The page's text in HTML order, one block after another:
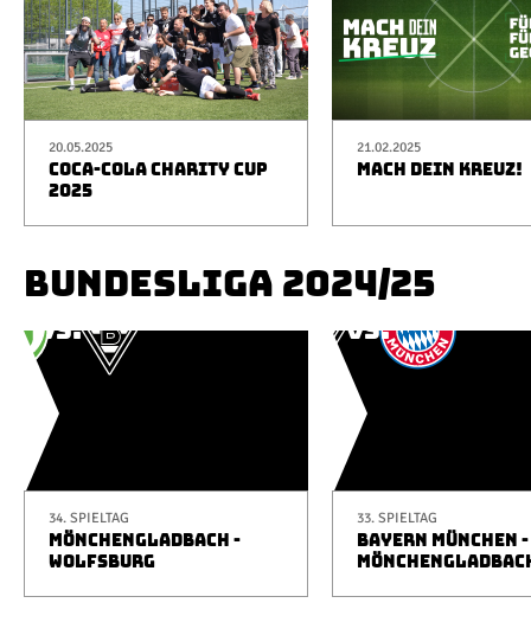
20.05.2025
COCA-COLA CHARITY CUP
2025
21.02.2025
MACH DEIN KREUZ!
BUNDESLIGA 2024/25
34. SPIELTAG
MÖNCHENGLADBACH -
WOLFSBURG
33. SPIELTAG
BAYERN MÜNCHEN -